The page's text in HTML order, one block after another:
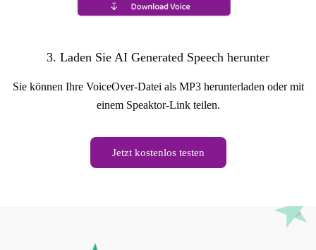
3. Laden Sie AI Generated Speech herunter
Sie können Ihre VoiceOver-Datei als MP3 herunterladen oder mit
einem Speaktor-Link teilen.
Jetzt kostenlos testen